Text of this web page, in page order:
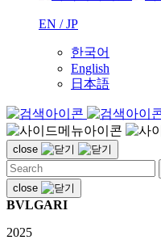
EN / JP
한국어
English
日本語
close
close
BVLGARI
2025